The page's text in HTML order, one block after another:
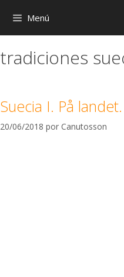
Menú
tradiciones
Suecia I. På
20/06/2018 por Canutosson